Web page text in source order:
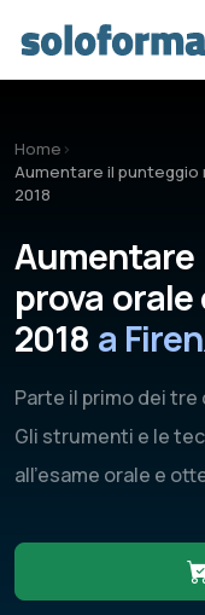
Home ›
Aumentare il
2018
prova
2018 a
Parte il primo dei
Gli strumenti e le
all'esame orale e